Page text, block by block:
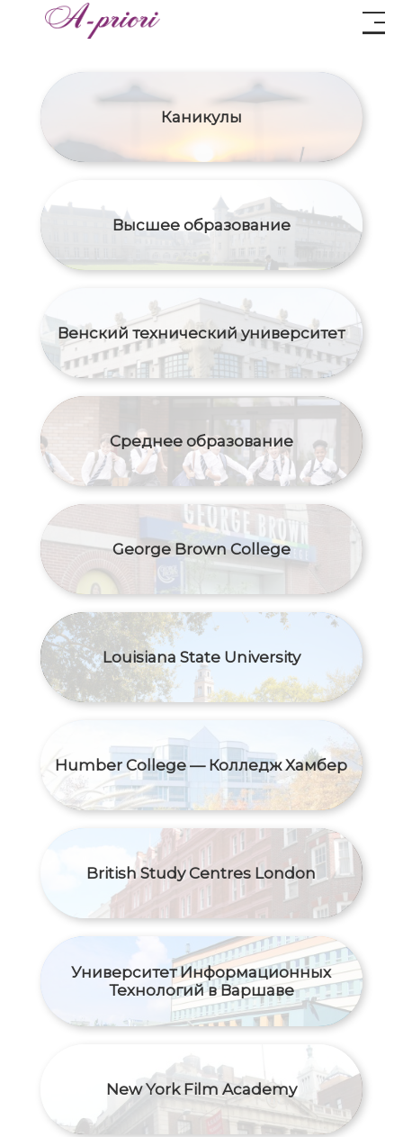
Каникулы
Высшее образование
Венский технический университет
Среднее образование
George Brown College
Louisiana State University
Humber College — Колледж Хамбер
British Study Centres London
Университет Информационных
Технологий в Варшаве
New York Film Academy